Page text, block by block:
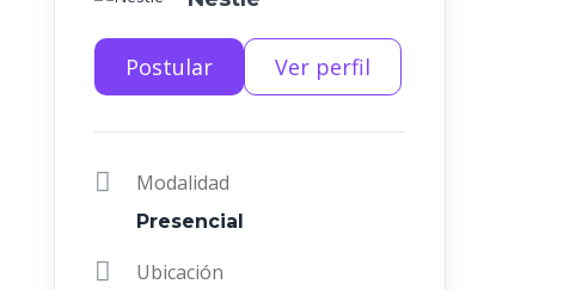
Postular Ver perfil
Modalidad
Presencial
Ubicación